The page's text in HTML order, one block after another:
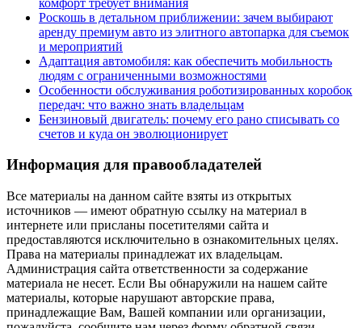
Роскошь в детальном приближении: зачем выбирают
аренду премиум авто из элитного автопарка для съемок
и мероприятий
Адаптация автомобиля: как обеспечить мобильность
людям с ограниченными возможностями
Особенности обслуживания роботизированных коробок
передач: что важно знать владельцам
Бензиновый двигатель: почему его рано списывать со
счетов и куда он эволюционирует
Информация для правообладателей
Все материалы на данном сайте взяты из открытых
источников — имеют обратную ссылку на материал в
интернете или присланы посетителями сайта и
предоставляются исключительно в ознакомительных целях.
Права на материалы принадлежат их владельцам.
Администрация сайта ответственности за содержание
материала не несет. Если Вы обнаружили на нашем сайте
материалы, которые нарушают авторские права,
принадлежащие Вам, Вашей компании или организации,